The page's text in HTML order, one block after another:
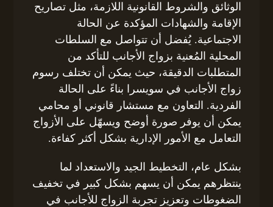
الوثائق والشروط القانونية اللازمة، مثل تصاريح
الإقامة والشهادات المؤكدة عن الحالة
الاجتماعية. يُفضل أن تتواصل مع السلطات
المحلية المُعنية بزواج الأجانب للتأكد من
المتطلبات الدقيقة، حيث يمكن أن تختلف رسوم
زواج الأجانب في سويسرا بناءً على الحالة
الفردية. التعاون مع مستشار قانوني أو محامي
يمكن أن يوفر صورة أوضح ويسهّل على الأزواج
التعامل مع الأمور الإدارية بشكل أكثر كفاءة.
بشكل عام، التخطيط الجيد والاستعداد لما
ينتظرهم يمكن أن يسهم بشكل كبير في تخفيف
الضغوطات وتعزيز تجربة الزواج للأجانب في